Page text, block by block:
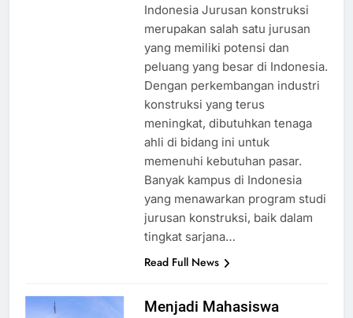
Indonesia Jurusan konstruksi
merupakan salah satu jurusan
yang memiliki potensi dan
peluang yang besar di Indonesia.
Dengan perkembangan industri
konstruksi yang terus
meningkat, dibutuhkan tenaga
ahli di bidang ini untuk
memenuhi kebutuhan pasar.
Banyak kampus di Indonesia
yang menawarkan program studi
jurusan konstruksi, baik dalam
tingkat sarjana…
Read Full News
Menjadi Mahasiswa